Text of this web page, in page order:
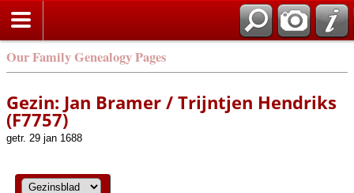
Our Family Genealogy Pages
Gezin: Jan Bramer / Trijntjen Hendriks
(F7757)
getr. 29 jan 1688